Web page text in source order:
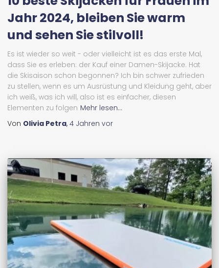
Jahr 2024, bleiben Sie warm
und sehen Sie stilvoll!
Es ist wieder so weit - oder vielleicht ist es das erste Mal,
dass Sie es erleben: der Kauf einer Damen-Skijacke. Hat
die Skisaison schon begonnen? Ich bin schwer zufrieden
zu stellen, wenn es um Ausrüstung und Kleidung geht, aber
ich weiß, was ich will, also ist es einfacher, diesen
Elementen zu folgen Mehr lesen...
Von Olivia Petra, 4 Jahren vor